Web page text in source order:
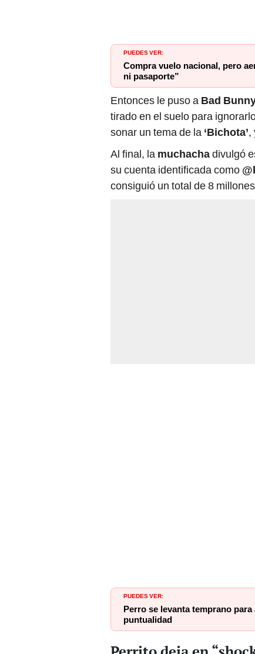
PUEDES VER:
Compra vuelo nacional, pero
ni pasaporte”
Entonces le puso a Bad
tirado en el suelo para
sonar un tema de la ‘Bichota’,
Al final, la muchachadivulgó
su cuenta identificada como
consiguió un total de 8
PUEDES VER:
Perro se levanta temprano
puntualidad